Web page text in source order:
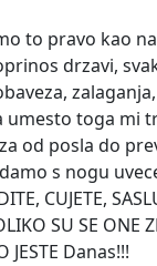
to pravo kao
drzavi,
umesto toga mi
od posla do
s nogu
CUJETE,
SU SE ONE
JESTE Danas!!!